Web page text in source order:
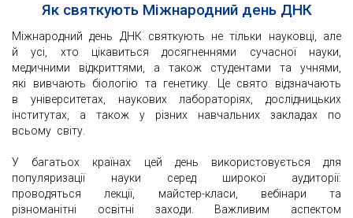
Як святкують Міжнародний день ДНК
Міжнародний день ДНК святкують не тільки науковці, але
й усі, хто цікавиться досягненнями сучасної науки,
медичними відкриттями, а також студентами та учнями,
які вивчають біологію та генетику. Це свято відзначають
в університетах, наукових лабораторіях, дослідницьких
інститутах, а також у різних навчальних закладах по
всьому світу.
У багатьох країнах цей день використовується для
популяризації науки серед широкої аудиторії:
проводяться лекції, майстер-класи, вебінари та
різноманітні освітні заходи. Важливим аспектом